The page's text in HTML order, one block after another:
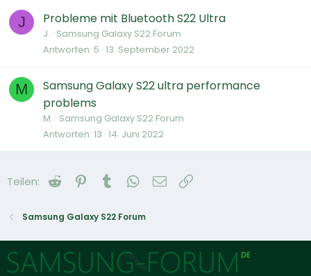
J Probleme mit Bluetooth S22 Ultra
J. Samsung Galaxy S22 Forum
Antworten 5 13. September 2022
M
Samsung Galaxy S22 ultra performance
problems
M. Samsung Galaxy S22 Forum
Antworten 13 14. Juni 2022
Teilen: Reddit Pinterest
Tumblr WhatsApp
E-Mail
Samsung Galaxy S22 Forum